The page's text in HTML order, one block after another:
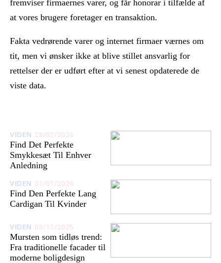
fremviser firmaernes varer, og får honorar i tilfælde af
at vores brugere foretager en transaktion.
Fakta vedrørende varer og internet firmaer værnes om
tit, men vi ønsker ikke at blive stillet ansvarlig for
rettelser der er udført efter at vi senest opdaterede de
viste data.
VIDEN 28/02/2026
Find Det Perfekte
Smykkesæt Til Enhver
Anledning
VIDEN 31/01/2026
Find Den Perfekte Lang
Cardigan Til Kvinder
VIDEN 05/11/2025
Mursten som tidløs trend:
Fra traditionelle facader til
moderne boligdesign